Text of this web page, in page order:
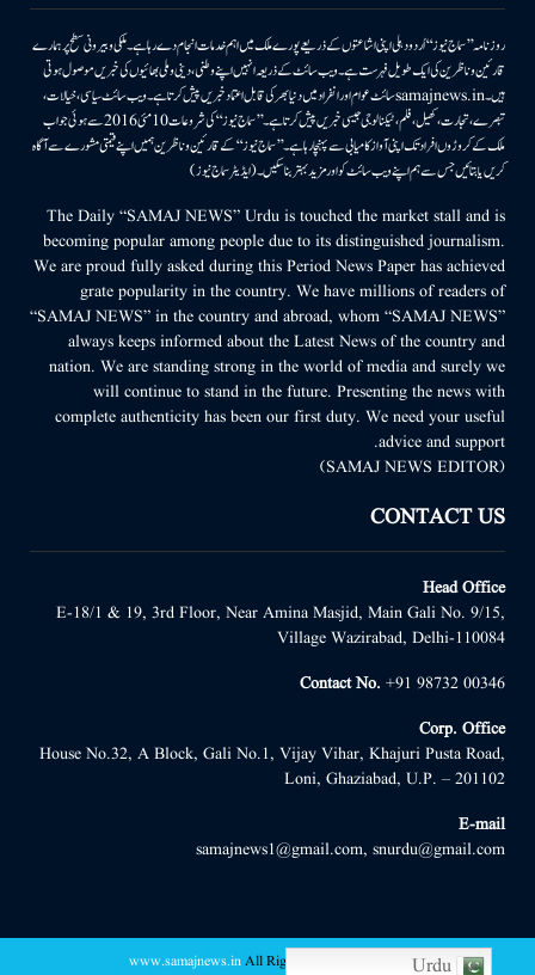
روزنامہ ’’سماج نیوز‘‘ اُردو دہلی اپنی اشاعتوں کے ذریعے پورے ملک میں اہم خدمات انجام دے رہا ہے۔ ملکی وبیرونی سطح پر ہمارے
قارئین وناظرین کی ایک طویل فہرست ہے۔ ویب سائٹ کے ذریعہ انہیں اپنے وطنی، دینی وملی بھائیوں کی خبریں موصول ہوتی
ہیں۔samajnews.inسائٹ عوام اور انفراد میں دنیا بھر کی قابل اعتماد خبریں پیش کرتا ہے۔ ویب سائٹ سیاسی، خیالات،
تبصرے، تجارت، کھیل، فلم، ٹیکنالوجی جیسی خبریں پیش کرتا ہے۔ ’’سماج نیوز‘‘ کی شروعات 10مئی 2016 سے ہوئی جو اب
ملک کے کروڑوں افراد تک اپنی آواز کامیابی سے پہنچا رہا ہے۔ ’’سماج نیوز‘‘ کے قارئین وناظرین ہمیں اپنے قیمتی مشورے سے آگاہ
کریں یا بتائیں جس سے ہم اپنے ویب سائٹ کو اور مزید بہتر بناسکیں۔ (ایڈیٹر سماج نیوز)
The Daily “SAMAJ NEWS” Urdu is touched the market stall and is
becoming popular among people due to its distinguished journalism.
We are proud fully asked during this Period News Paper has achieved
grate popularity in the country. We have millions of readers of
“SAMAJ NEWS” in the country and abroad, whom “SAMAJ NEWS”
always keeps informed about the Latest News of the country and
nation. We are standing strong in the world of media and surely we
will continue to stand in the future. Presenting the news with
complete authenticity has been our first duty. We need your useful
advice and support.
(SAMAJ NEWS EDITOR)
CONTACT US
Head Office
E-18/1 & 19, 3rd Floor, Near Amina Masjid, Main Gali No. 9/15,
Village Wazirabad, Delhi-110084
Contact No. +91 98732 00346
Corp. Office
House No.32, A Block, Gali No.1, Vijay Vihar, Khajuri Pusta Road,
Loni, Ghaziabad, U.P. – 201102
E-mail
samajnews1@gmail.com, snurdu@gmail.com
www.samajnews.inAll Right Reserved